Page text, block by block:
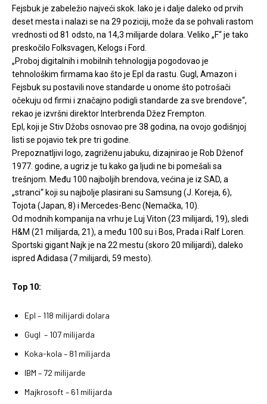
Fejsbuk je zabeležio najveći skok. Iako je i dalje daleko od prvih
deset mesta i nalazi se na 29 poziciji, može da se pohvali rastom
vrednosti od 81 odsto, na 14,3 milijarde dolara. Veliko „F“ je tako
preskočilo Folksvagen, Kelogs i Ford.
„Proboj digitalnih i mobilnih tehnologija pogodovao je
tehnološkim firmama kao što je Epl da rastu. Gugl, Amazon i
Fejsbuk su postavili nove standarde u onome što potrošači
očekuju od firmi i značajno podigli standarde za sve brendove“,
rekao je izvršni direktor Interbrenda Džez Frempton.
Epl, koji je Stiv Džobs osnovao pre 38 godina, na ovojo godišnjoj
listi se pojavio tek pre tri godine.
Prepoznatljivi logo, zagriženu jabuku, dizajnirao je Rob Dženof
1977. godine, a ugriz je tu kako ga ljudi ne bi pomešali sa
trešnjom. Među 100 najboljih brendova, većina je iz SAD, a
„stranci“ koji su najbolje plasirani su Samsung (J. Koreja, 6),
Tojota (Japan, 8) i Mercedes-Benc (Nemačka, 10).
Od modnih kompanija na vrhu je Luj Viton (23 milijardi, 19), sledi
H&M (21 milijarda, 21), a među 100 su i Bos, Prada i Ralf Loren.
Sportski gigant Najk je na 22 mestu (skoro 20 milijardi), daleko
ispred Adidasa (7 milijardi, 59 mesto).
Top 10:
Epl – 118 milijardi dolara
Gugl – 107 milijarda
Koka-kola – 81 milijarda
IBM – 72 milijarde
Majkrosoft – 61 milijarda